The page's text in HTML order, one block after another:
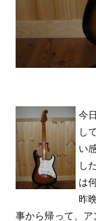
今
し
い
し
は
昨
事から帰って、